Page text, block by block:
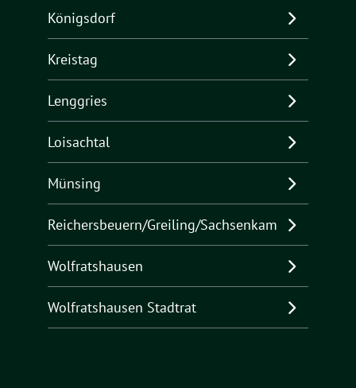
Königsdorf
Kreistag
Lenggries
Loisachtal
Münsing
Reichersbeuern/Greiling/Sachsenkam
Wolfratshausen
Wolfratshausen Stadtrat